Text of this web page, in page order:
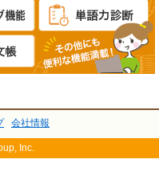
会社情報
Inc.